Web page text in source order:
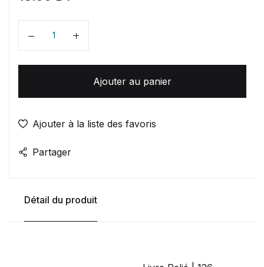
Quantité
Ajouter au panier
Ajouter à la liste des favoris
Partager
Détail du produit